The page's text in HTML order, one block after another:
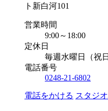
ト新白河101
営業時間
9:00～18:00
定休日
毎週水曜日（祝
電話番号
0248-21-6802
電話をかける スタジ